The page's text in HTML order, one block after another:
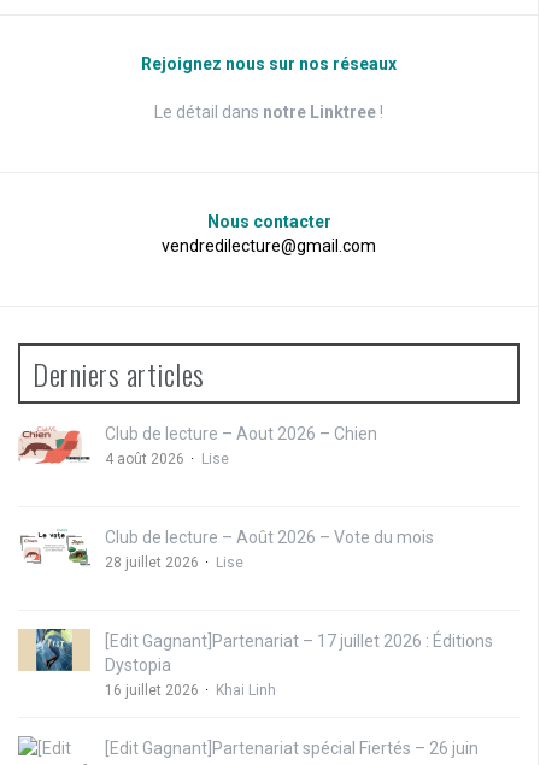
Rejoignez nous sur nos réseaux
Le détail dans notre Linktree !
Nous contacter
vendredilecture@gmail.com
Derniers articles
Club de lecture – Aout 2026 – Chien
4 août 2026 Lise
Club de lecture – Août 2026 – Vote du mois
28 juillet 2026 Lise
[Edit Gagnant]Partenariat – 17 juillet 2026 : Éditions
Dystopia
16 juillet 2026 Khai Linh
[Edit Gagnant]Partenariat spécial Fiertés – 26 juin